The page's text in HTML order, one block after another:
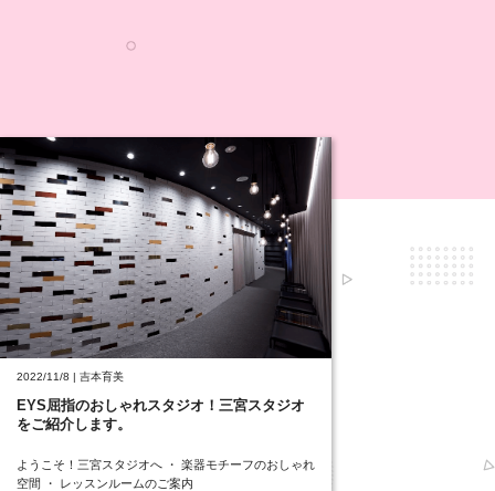
2022/11/8 | 吉本育美
EYS屈指のおしゃれスタジオ！三宮スタジオ
をご紹介します。
ようこそ！三宮スタジオへ ・ 楽器モチーフのおしゃれ
空間 ・ レッスンルームのご案内